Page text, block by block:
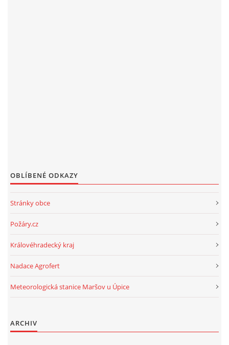
OBLÍBENÉ ODKAZY
Stránky obce
Požáry.cz
Královéhradecký kraj
Nadace Agrofert
Meteorologická stanice Maršov u Úpice
ARCHIV